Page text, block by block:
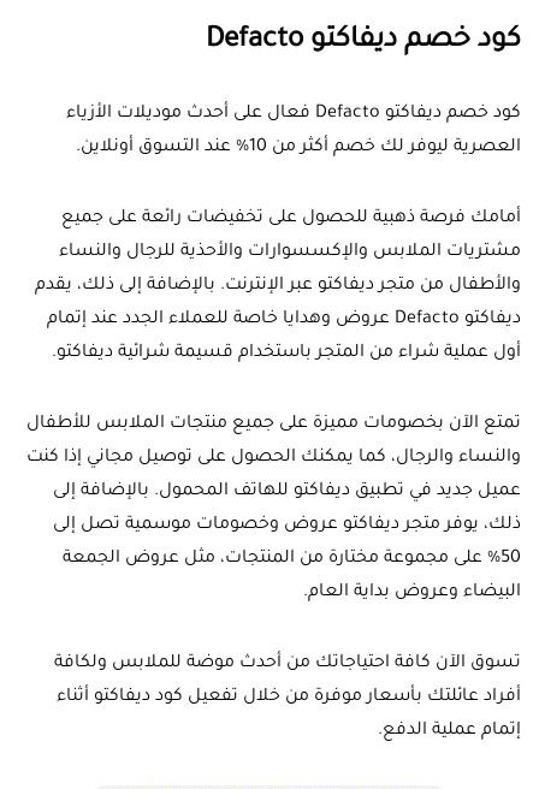
كود خصم ديفاكتو Defacto
كود خصم ديفاكتو Defacto فعال على أحدث موديلات الأزياء
العصرية ليوفر لك خصم أكثر من 10% عند التسوق أونلاين.
أمامك فرصة ذهبية للحصول على تخفيضات رائعة على جميع
مشتريات الملابس والإكسسوارات والأحذية للرجال والنساء
والأطفال من متجر ديفاكتو عبر الإنترنت. بالإضافة إلى ذلك، يقدم
ديفاكتو Defacto عروض وهدايا خاصة للعملاء الجدد عند إتمام
أول عملية شراء من المتجر باستخدام قسيمة شرائية ديفاكتو.
تمتع الآن بخصومات مميزة على جميع منتجات الملابس للأطفال
والنساء والرجال، كما يمكنك الحصول على توصيل مجاني إذا كنت
عميل جديد في تطبيق ديفاكتو للهاتف المحمول. بالإضافة إلى
ذلك، يوفر متجر ديفاكتو عروض وخصومات موسمية تصل إلى
50% على مجموعة مختارة من المنتجات، مثل عروض الجمعة
البيضاء وعروض بداية العام.
تسوق الآن كافة احتياجاتك من أحدث موضة للملابس ولكافة
أفراد عائلتك بأسعار موفرة من خلال تفعيل كود ديفاكتو أثناء
إتمام عملية الدفع.